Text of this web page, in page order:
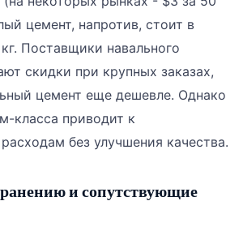
цемент, напротив, стоит в
Поставщики навального
скидки при крупных заказах,
цемент еще дешевле. Однако
класса приводит к
без улучшения качества.
и сопутствующие